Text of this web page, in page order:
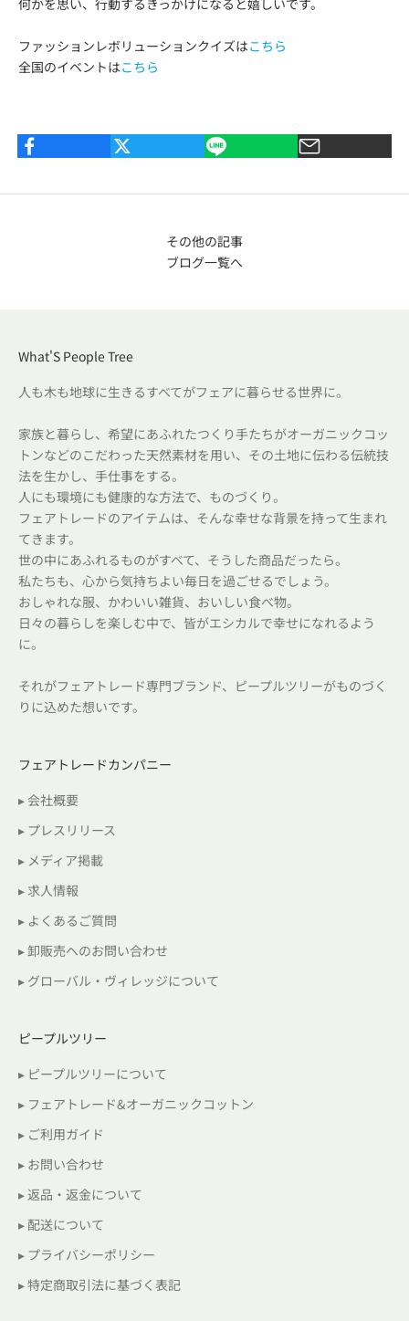
何かを思い、行動するきっかけになると嬉しいです。
ファッションレボリューションクイズはこちら
全国のイベントはこちら
その他の記事
ブログ一覧へ
What'S People Tree
人も木も地球に生きるすべてがフェアに暮らせる世界に。
家族と暮らし、希望にあふれたつくり手たちがオーガニックコッ
トンなどのこだわった天然素材を用い、その土地に伝わる伝統技
法を生かし、手仕事をする。
人にも環境にも健康的な方法で、ものづくり。
フェアトレードのアイテムは、そんな幸せな背景を持って生まれ
てきます。
世の中にあふれるものがすべて、そうした商品だったら。
私たちも、心から気持ちよい毎日を過ごせるでしょう。
おしゃれな服、かわいい雑貨、おいしい食べ物。
日々の暮らしを楽しむ中で、皆がエシカルで幸せになれるよう
に。
それがフェアトレード専門ブランド、ピープルツリーがものづく
りに込めた想いです。
フェアトレードカンパニー
▸ 会社概要
▸ プレスリリース
▸ メディア掲載
▸ 求人情報
▸ よくあるご質問
▸ 卸販売へのお問い合わせ
▸ グローバル・ヴィレッジについて
ピープルツリー
▸ ピープルツリーについて
▸ フェアトレード&オーガニックコットン
▸ ご利用ガイド
▸ お問い合わせ
▸ 返品・返金について
▸ 配送について
▸ プライバシーポリシー
▸ 特定商取引法に基づく表記